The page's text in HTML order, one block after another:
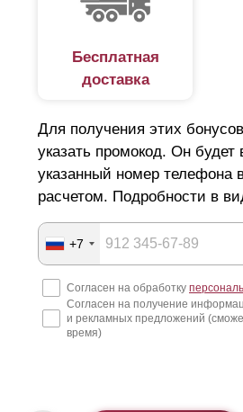
строительных организаций.
устанавливается на кирпичные
спецтехники. Сборка забора
получится.
Заборы изготавливаются по
имеют технологические
высверливать самостоятельно.
требует сварки. Крепление
продукцией. Если в процессе
либо вопросы, наши
Бесплатная
доставка
Для получения этих
указать промокод. Он будет
указанный номер телефона
расчетом. Подробности в
+7
Согласен на обработку
Согласен на получение
и рекламных предложений
время)